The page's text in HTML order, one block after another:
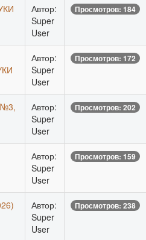
Автор:
Super
User
Просмотров: 184
Автор:
Super
User
Просмотров: 172
Автор:
Super
User
Просмотров: 202
Автор:
Super
User
Просмотров: 159
Автор:
Super
User
Просмотров: 238